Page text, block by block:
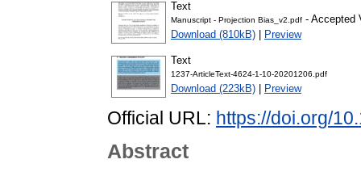
Text
Manuscript - Projection Bias_v2.pdf - Accepted
Download (810kB)
Preview
Text
1237-ArticleText-4624-1-10-20201206.pdf
Download (223kB) Preview
Official URL: https://doi.org/
Abstract